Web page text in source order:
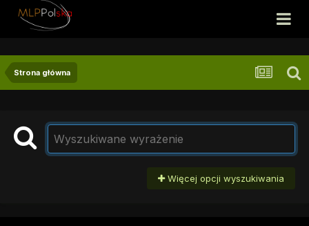
Strona główna
Więcej opcji wyszukiwania